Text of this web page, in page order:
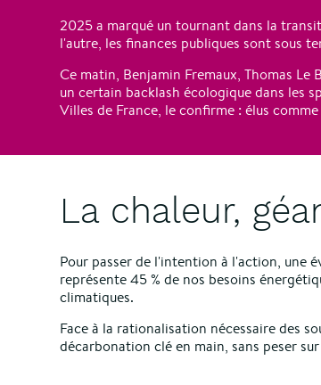
2025 a marqué un tournant dans la
l'autre, les finances publiques sont sous
Ce matin, Benjamin Fremaux, Thomas
un certain backlash écologique dans les
Villes de France, le confirme : élus
La chaleur,
Pour passer de l'intention à l'action, une
représente 45 % de nos besoins
climatiques.
Face à la rationalisation nécessaire des
décarbonation clé en main, sans peser